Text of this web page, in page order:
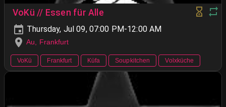
VoKü // Essen für Alle
Thursday, Jul 09, 07:00 PM-12:00 AM
Au, Frankfurt
VoKü Frankfurt Küfa Soupkitchen Volxküche